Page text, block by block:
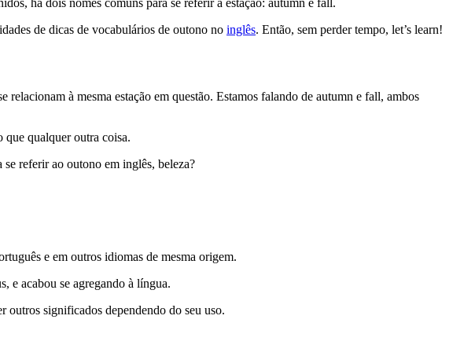
de dicas de vocabulários de outono no inglês. Então, sem perder tempo, let’s learn!
relacionam à mesma estação em questão. Estamos falando de autumn e fall, ambos
que qualquer outra coisa.
se referir ao outono em inglês, beleza?
e em outros idiomas de mesma origem.
e acabou se agregando à língua.
outros significados dependendo do seu uso.